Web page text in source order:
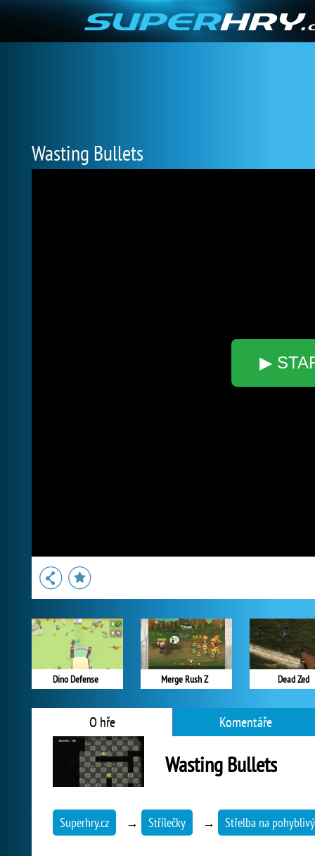
Wasting Bullets
▶
Dino Defense Merge Rush Z Dead Zed
O hře Komentáře
Wasting Bullets
Superhry.cz → Střílečky → Střelba na